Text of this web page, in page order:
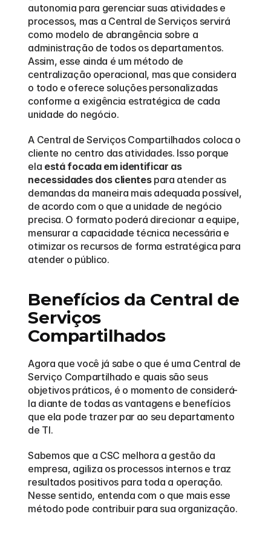
autonomia para gerenciar suas atividades e
processos, mas a Central de Serviços servirá
como modelo de abrangência sobre a
administração de todos os departamentos.
Assim, esse ainda é um método de
centralização operacional, mas que considera
o todo e oferece soluções personalizadas
conforme a exigência estratégica de cada
unidade do negócio.
A Central de Serviços Compartilhados coloca o
cliente no centro das atividades. Isso porque
ela está focada em identificar as
necessidades dos clientes para atender as
demandas da maneira mais adequada possível,
de acordo com o que a unidade de negócio
precisa. O formato poderá direcionar a equipe,
mensurar a capacidade técnica necessária e
otimizar os recursos de forma estratégica para
atender o público.
Benefícios da Central de
Serviços
Compartilhados
Agora que você já sabe o que é uma Central de
Serviço Compartilhado e quais são seus
objetivos práticos, é o momento de considerá-
la diante de todas as vantagens e benefícios
que ela pode trazer par ao seu departamento
de TI.
Sabemos que a CSC melhora a gestão da
empresa, agiliza os processos internos e traz
resultados positivos para toda a operação.
Nesse sentido, entenda com o que mais esse
método pode contribuir para sua organização.